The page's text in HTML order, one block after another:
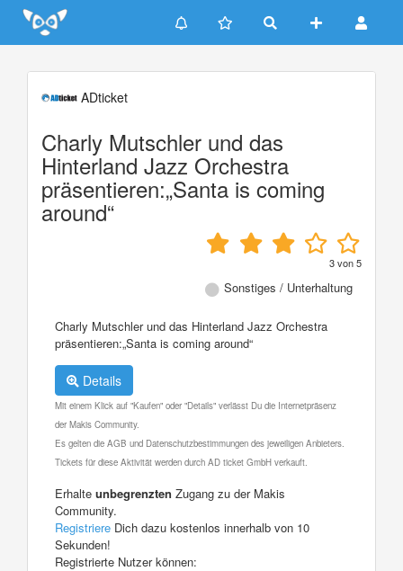
Update cookies preferences
ADticket
Charly Mutschler und das
Hinterland Jazz Orchestra
präsentieren:„Santa is coming
around“
3von5
Sonstiges / Unterhaltung
Charly Mutschler und das Hinterland Jazz Orchestra
präsentieren:„Santa is coming around“
Details
Mit einem Klick auf "Kaufen" oder "Details" verlässt Du die Internetpräsenz
der Makis Community.
Es gelten die AGB und Datenschutzbestimmungen des jeweiligen Anbieters.
Tickets für diese Aktivität werden durch AD ticket GmbH verkauft.
Erhalte unbegrenzten Zugang zu der Makis
Community.
Registriere Dich dazu kostenlos innerhalb von 10
Sekunden!
Registrierte Nutzer können: